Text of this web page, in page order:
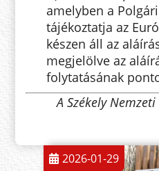
amelyben a
tájékoztatja az
készen áll az
megjelölve az
folytatásának
A Székely
2026-01-29